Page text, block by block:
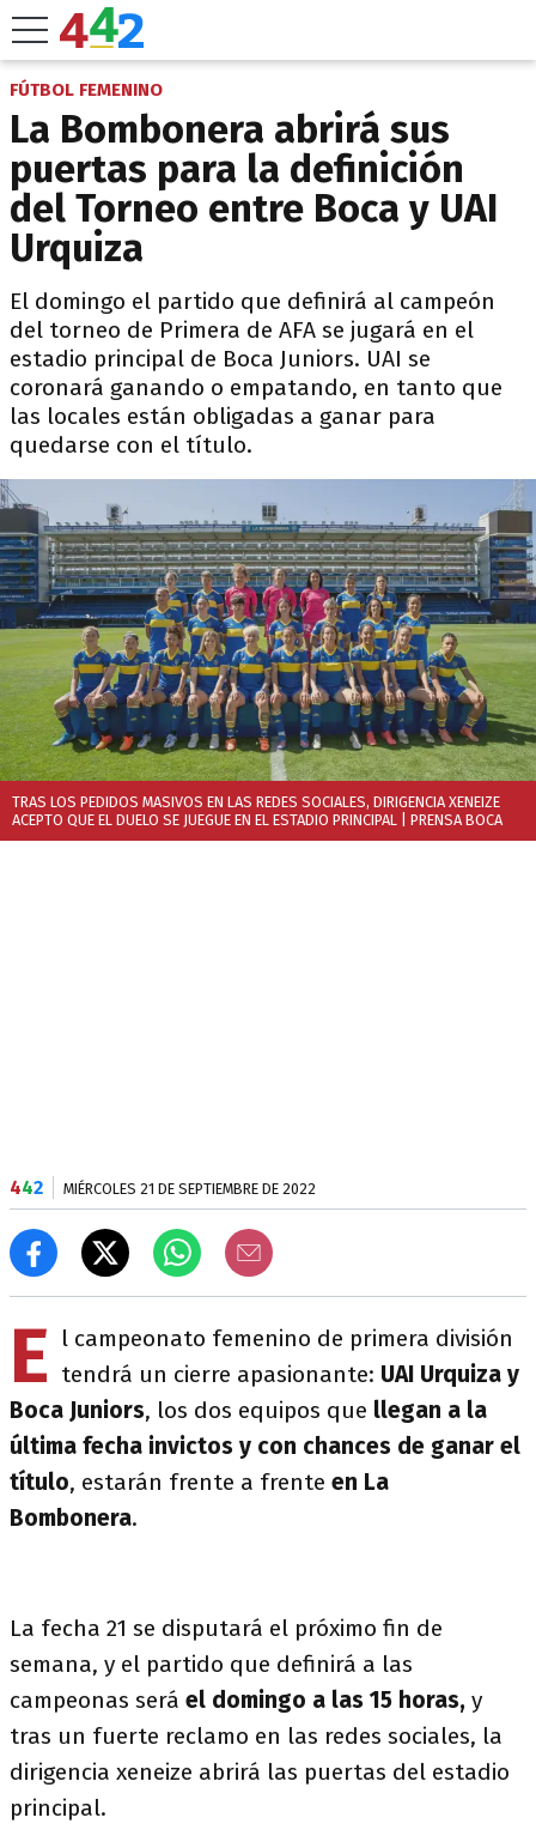
FÚTBOL FEMENINO
La Bombonera abrirá sus
puertas para la definición
del Torneo entre Boca y UAI
Urquiza
El domingo el partido que definirá al campeón
del torneo de Primera de AFA se jugará en el
estadio principal de Boca Juniors. UAI se
coronará ganando o empatando, en tanto que
las locales están obligadas a ganar para
quedarse con el título.
TRAS LOS PEDIDOS MASIVOS EN LAS REDES SOCIALES, DIRIGENCIA XENEIZE
ACEPTO QUE EL DUELO SE JUEGUE EN EL ESTADIO PRINCIPAL | PRENSA BOCA
442 MIÉRCOLES 21 DE SEPTIEMBRE DE 2022
E
l campeonato femenino de primera división
tendrá un cierre apasionante: UAI Urquiza y
Boca Juniors, los dos equipos que llegan a la
última fecha invictos y con chances de ganar el
título, estarán frente a frente en La
Bombonera.
La fecha 21 se disputará el próximo fin de
semana, y el partido que definirá a las
campeonas será el domingo a las 15 horas, y
tras un fuerte reclamo en las redes sociales, la
dirigencia xeneize abrirá las puertas del estadio
principal.